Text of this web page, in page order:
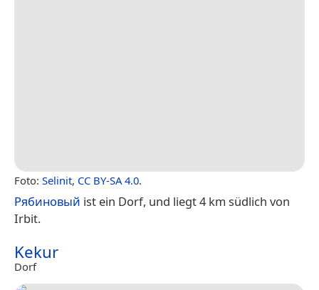
Foto: Selinit, CC BY-SA 4.0.
Рябиновый ist ein Dorf, und liegt 4 km südlich von
Irbit.
Kekur
Dorf